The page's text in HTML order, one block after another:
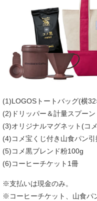
(1)LOGOSトートバッグ(横
(2)ドリッパー＆計量スプー
(3)オリジナルマグネット(コ
(4)コメ宝くじ付き山食パン引
(5)コメ黒ブレンド粉100g
(6)コーヒーチケット1冊
※支払いは現金のみ。
※コーヒーチケット、山食パ